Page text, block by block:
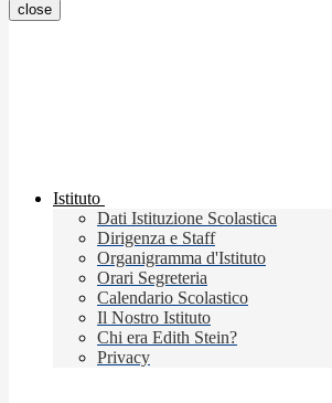
close
Istituto
Dati Istituzione Scolastica
Dirigenza e Staff
Organigramma d'Istituto
Orari Segreteria
Calendario Scolastico
Il Nostro Istituto
Chi era Edith Stein?
Privacy